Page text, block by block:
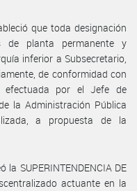
que toda designación
de planta permanente y
inferior a Subsecretario,
de conformidad con
efectuada por el Jefe de
la Administración Pública
a propuesta de la
SUPERINTENDENCIA DE
actuante en la